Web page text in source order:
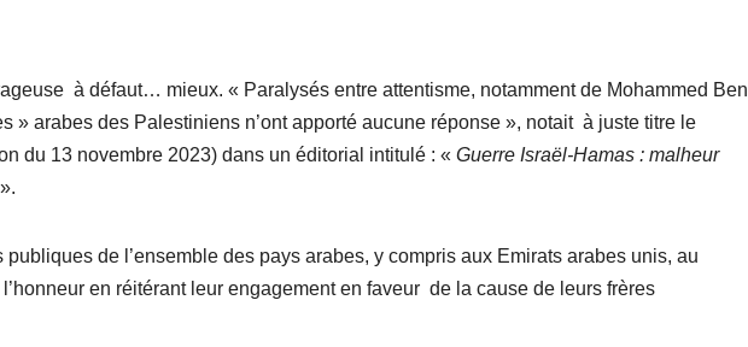
à défaut… mieux. « Paralysés entre attentisme, notamment de Mohammed Ben
» arabes des Palestiniens n’ont apporté aucune réponse », notait à juste titre le
du 13 novembre 2023) dans un éditorial intitulé : « Guerre Israël-Hamas : malheur
».
de l’ensemble des pays arabes, y compris aux Emirats arabes unis, au
en réitérant leur engagement en faveur de la cause de leurs frères